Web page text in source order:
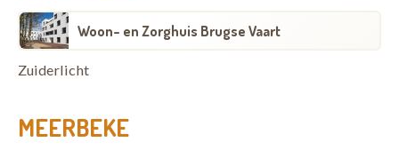
Woon- en Zorghuis Brugse Vaart
Zuiderlicht
MEERBEKE